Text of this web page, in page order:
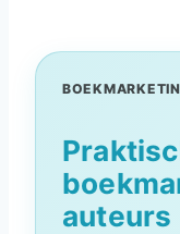
auteurs